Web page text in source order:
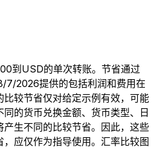
到USD的单次转账。节省通过
7/2026提供的包括利润和费用在
较节省仅对给定示例有效，可能
的货币兑换金额、货币类型、日
生不同的比较节省。因此，这些
应仅作为指导使用。汇率比较图